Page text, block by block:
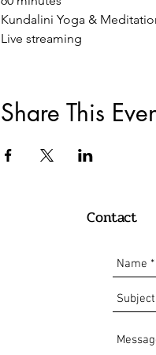
Kundalini Yoga &
Live streaming
Share This
Contact